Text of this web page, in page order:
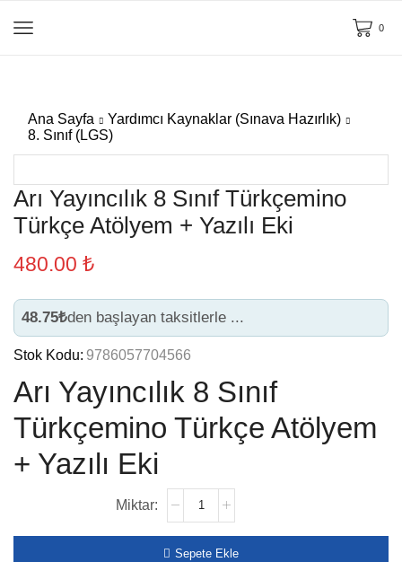
0
Ana Sayfa
Yardımcı Kaynaklar (Sınava Hazırlık)
8. Sınıf (LGS)
Arı Yayıncılık 8 Sınıf Türkçemino
Türkçe Atölyem + Yazılı Eki
480.00 ₺
48.75₺den başlayan taksitlerle ...
Stok Kodu: 9786057704566
Arı Yayıncılık 8 Sınıf
Türkçemino Türkçe Atölyem
+ Yazılı Eki
Sepete Ekle